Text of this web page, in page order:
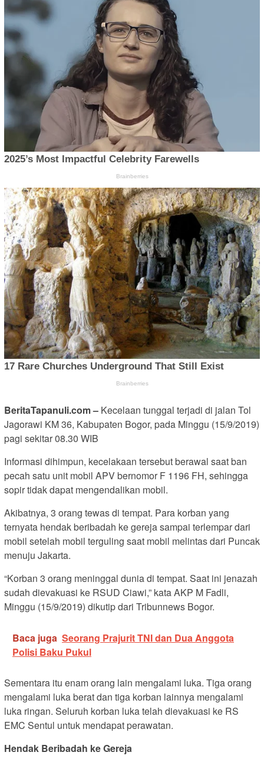
BeritaTapanuli.com – Kecelaan tunggal terjadi di jalan Tol
Jagorawi KM 36, Kabupaten Bogor, pada Minggu (15/9/2019)
pagi sekitar 08.30 WIB
Informasi dihimpun, kecelakaan tersebut berawal saat ban
pecah satu unit mobil APV bernomor F 1196 FH, sehingga
sopir tidak dapat mengendalikan mobil.
Akibatnya, 3 orang tewas di tempat. Para korban yang
ternyata hendak beribadah ke gereja sampai terlempar dari
mobil setelah mobil terguling saat mobil melintas dari Puncak
menuju Jakarta.
“Korban 3 orang meninggal dunia di tempat. Saat ini jenazah
sudah dievakuasi ke RSUD Ciawi,” kata AKP M Fadli,
Minggu (15/9/2019) dikutip dari Tribunnews Bogor.
Baca juga Seorang Prajurit TNI dan Dua Anggota
Polisi Baku Pukul
Sementara itu enam orang lain mengalami luka. Tiga orang
mengalami luka berat dan tiga korban lainnya mengalami
luka ringan. Seluruh korban luka telah dievakuasi ke RS
EMC Sentul untuk mendapat perawatan.
Hendak Beribadah ke Gereja